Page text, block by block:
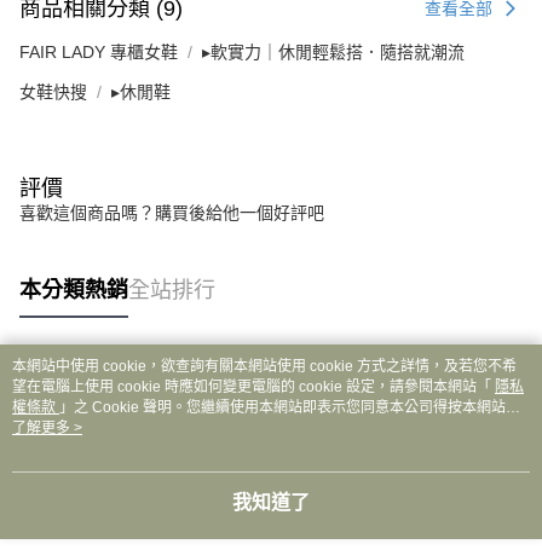
商品相關分類 (9) 查看全部
FAIR LADY 專櫃女鞋 ▸軟實力｜休閒輕鬆搭．隨搭就潮流
女鞋快搜 ▸休閒鞋
評價
喜歡這個商品嗎？購買後給他一個好評吧
本分類熱銷全站排行
熱門標籤
本網站中使用 cookie，欲查詢有關本網站使用 cookie 方式之詳情，及若您不希
望在電腦上使用 cookie 時應如何變更電腦的 cookie 設定，請參閱本網站「 隱私
權條款 」之 Cookie 聲明。您繼續使用本網站即表示您同意本公司得按本網站使
用條款之 Cookie 聲明使用 cookie。
了解更多 >
我知道了